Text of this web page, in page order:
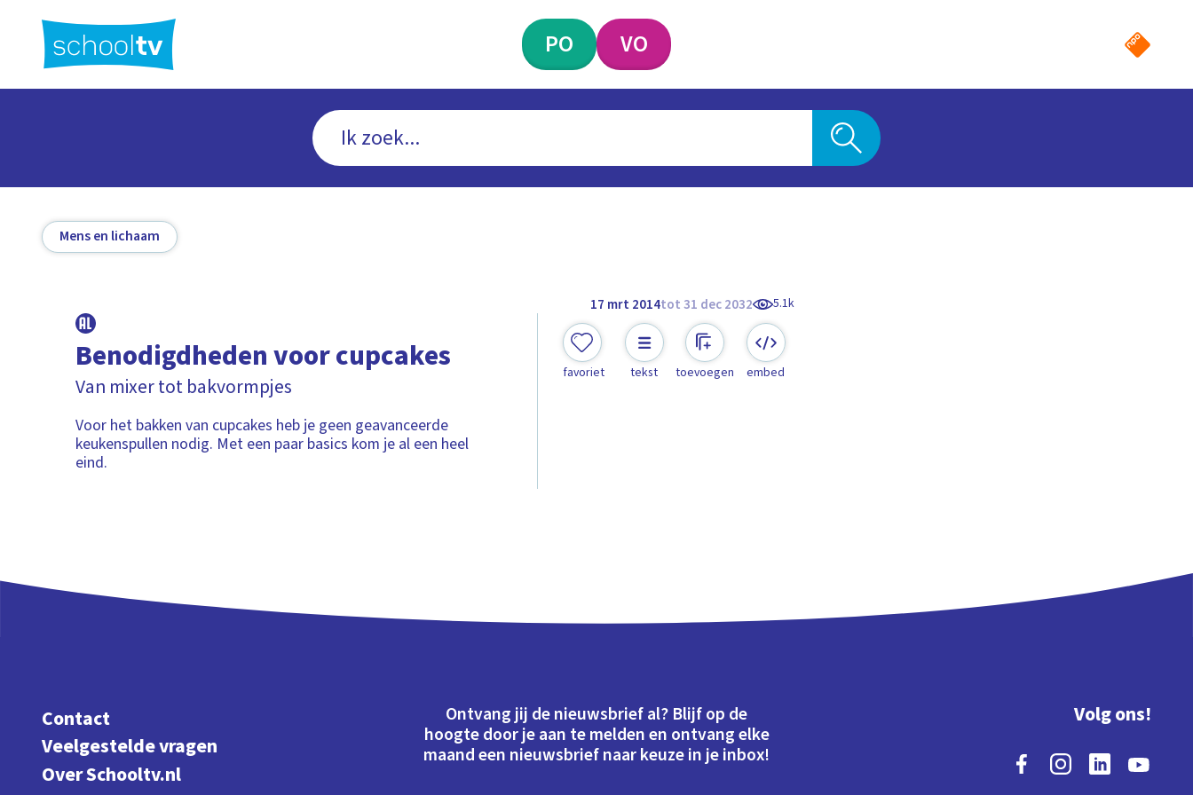
hoofdinhoud
PO VO
Mens en lichaam
17 mrt 2014tot 31 dec 2032 5.1k
Benodigdheden voor cupcakes
Van mixer tot bakvormpjes
Voor het bakken van cupcakes heb je geen geavanceerde
keukenspullen nodig. Met een paar basics kom je al een heel
eind.
favoriet tekst toevoegen embed
Contact
Veelgestelde vragen
Over Schooltv.nl
Ontvang jij de nieuwsbrief al? Blijf op de
hoogte door je aan te melden en ontvang elke
maand een nieuwsbrief naar keuze in je inbox!
Volg ons!